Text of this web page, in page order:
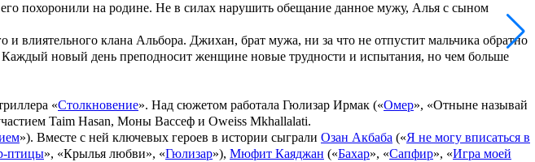
похоронили на родине. Не в силах нарушить обещание данное мужу, Алья с сыном
влиятельного клана Альбора. Джихан, брат мужа, ни за что не отпустит мальчика обратно
Каждый новый день преподносит женщине новые трудности и испытания, но чем больше
«Столкновение». Над сюжетом работала Гюлизар Ирмак («Омер», «Отныне называй
Taim Hasan, Моны Вассеф и Oweiss Mkhallalati.
»). Вместе с ней ключевых героев в истории сыграли Озан Акбаба («Я не могу вписаться в
птицы», «Крылья любви», «Гюлизар»), Мюфит Каяджан («Бахар», «Сапфир», «Игра моей